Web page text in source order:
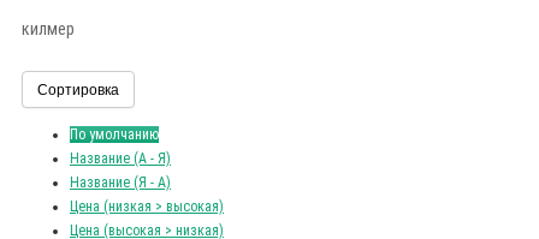
килмер
Сортировка
По умолчанию
Название (А - Я)
Название (Я - А)
Цена (низкая > высокая)
Цена (высокая > низкая)